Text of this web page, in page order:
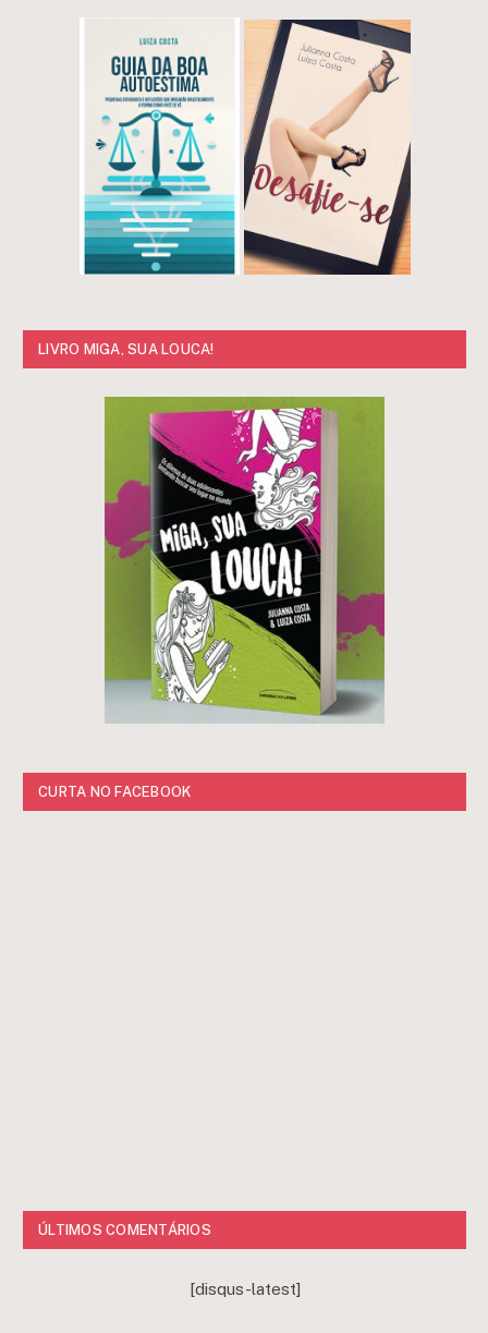
LIVRO MIGA, SUA LOUCA!
CURTA NO FACEBOOK
ÚLTIMOS COMENTÁRIOS
[disqus-latest]